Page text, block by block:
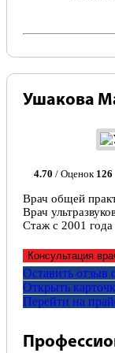
Ушакова
4.70 / Оценок 126
Врач общей
Врач
Стаж с 2001
Консультация
Оставить отзыв
Открыть
Перейти на